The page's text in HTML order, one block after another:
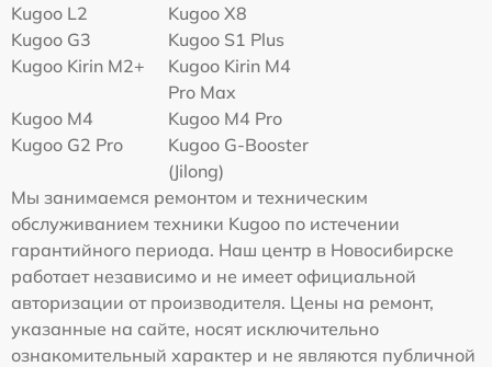
Kugoo L2
Kugoo X8
Kugoo G3
Kugoo S1 Plus
Kugoo Kirin M2+
Kugoo Kirin M4
Pro Max
Kugoo M4
Kugoo M4 Pro
Kugoo G2 Pro
Kugoo G-Booster
(Jilong)
Мы занимаемся ремонтом и техническим
обслуживанием техники Kugoo по истечении
гарантийного периода. Наш центр в Новосибирске
работает независимо и не имеет официальной
авторизации от производителя. Цены на ремонт,
указанные на сайте, носят исключительно
ознакомительный характер и не являются публичной